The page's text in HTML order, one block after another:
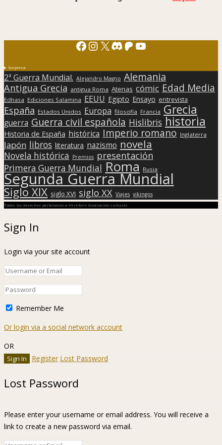
Facebook
Instagram
X Discord
Patreon
YouTube
Sorpresa
2ª Guerra Mundial. Alejandro Magno Alemania
Antigua Grecia antigua Roma Atenas cómic Edad Media
Edhasa Ediciones Salamina EEUU Egipto Ensayo entrevista
España Estados Unidos Europa filosofía Francia Grecia
guerra Guerra civil española Hislibris historia
Historia de España histórica Imperio romano Inglaterra
Japón libros literatura nazismo novela
Novela histórica Premios presentación
Primera Guerra Mundial Roma Rusia
Segunda Guerra Mundial
Siglo XIX siglo XVI siglo XX Viajes vikingos
Todos los derechos pertenecen a Hislibris Asociación cultural
Sign In
Login via your site account
Remember Me
Or login via a social network account
OR
Register Lost Password
Lost Password
Please enter your username or email address. You will receive a
link to create a new password via email.